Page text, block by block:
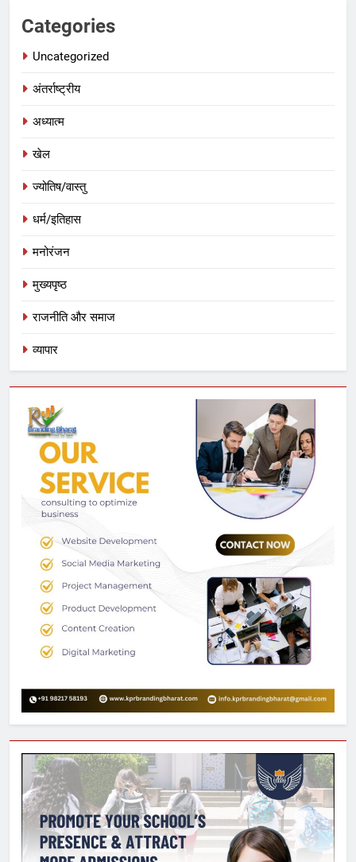
Categories
Uncategorized
अंतर्राष्ट्रीय
अध्यात्म
खेल
ज्योतिष/वास्तु
धर्म/इतिहास
मनोरंजन
मुख्यपृष्ठ
राजनीति और समाज
व्यापार